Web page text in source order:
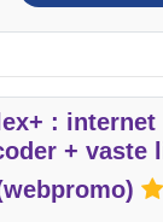
: internet
+ vaste